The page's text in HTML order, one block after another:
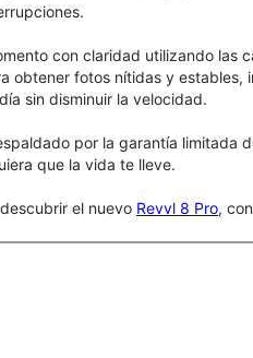
con claridad utilizando las
obtener fotos nítidas y
sin disminuir la velocidad.
por la garantía limitada
que la vida te lleve.
el nuevo Revvl 8 Pro,